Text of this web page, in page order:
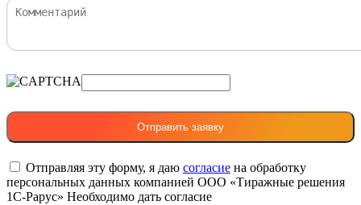
Отправляя эту форму, я даю согласие на обработку
персональных данных компанией ООО «Тиражные решения
1С-Рарус» Необходимо дать согласие